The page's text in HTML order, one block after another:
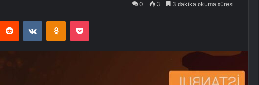
0 3 3 dakika okuma süresi
Reddit VKontakteOdnoklassniki
Pocket